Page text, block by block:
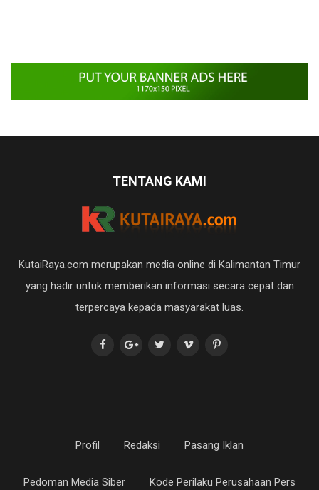
TENTANG KAMI
KutaiRaya.com merupakan media online di Kalimantan Timur
yang hadir untuk memberikan informasi secara cepat dan
terpercaya kepada masyarakat luas.
Profil Redaksi Pasang Iklan
Pedoman Media Siber Kode Perilaku Perusahaan Pers